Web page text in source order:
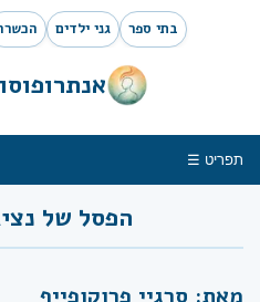
בתי ספר גני ילדים
תפריט ☰
הפסל של
מאת: סרגיי פרוקופייף